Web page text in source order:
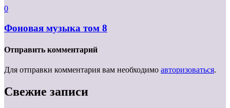
0
Фоновая музыка том 8
Отправить комментарий
Для отправки комментария вам необходимо авторизоваться.
Свежие записи